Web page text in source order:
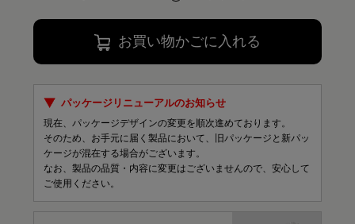
お買い物かごに入れる
パッケージリニューアルのお知らせ
現在、パッケージデザインの変更を順次進めております。
そのため、お手元に届く製品において、旧パッケージと新パッ
ケージが混在する場合がございます。
なお、製品の品質・内容に変更はございませんので、安心して
ご使用ください。